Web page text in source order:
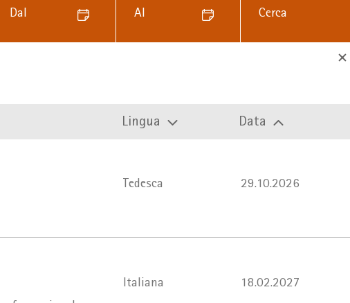
Dal Al
Lingua Data
Tedesca 29.10.2026
Italiana 18.02.2027